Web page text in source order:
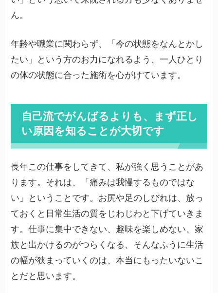
ん。
年齢や職業に関わらず、「今の状態をなんとかし
たい」という方のお力になれるよう、一人ひとり
の体の状態に合った施術を心がけています。
自己流でがんばるよりも、まず正し
い原因を知ることが大切です
長年この仕事をしてきて、私が強く思うことがあ
ります。それは、「痛みは我慢するものではな
い」ということです。お尻や足のしびれは、放っ
ておくと日常生活の質をじわじわと下げていきま
す。仕事に集中できない、趣味を楽しめない、家
族と出かけるのがつらくなる、そんなふうに生活
の幅が狭まっていくのは、本当にもったいないこ
とだと思います。